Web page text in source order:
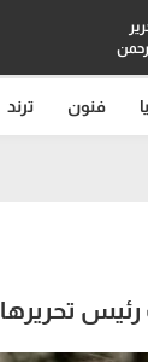
فنون ترند
رئيس تحريرها